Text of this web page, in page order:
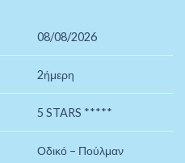
08/08/2026
2ήμερη
5 STARS *****
Οδικό – Πούλμαν